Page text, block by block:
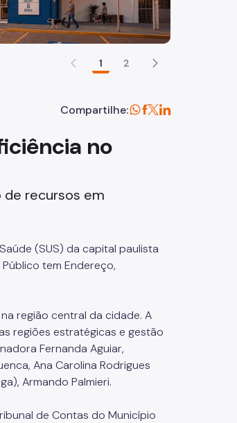
1 2
Compartilhe:
no
de recursos em
(SUS) da capital paulista
tem Endereço,
região central da cidade. A
regiões estratégicas e gestão
Fernanda Aguiar,
Ana Carolina Rodrigues
Armando Palmieri.
de Contas do Município